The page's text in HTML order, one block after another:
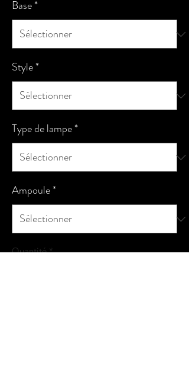
Base*
Style*
Type de lampe*
Ampoule*
Quantité *